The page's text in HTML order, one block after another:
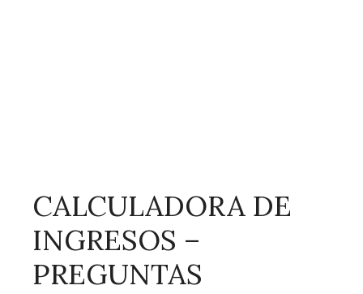
CALCULADORA DE
INGRESOS –
PREGUNTAS